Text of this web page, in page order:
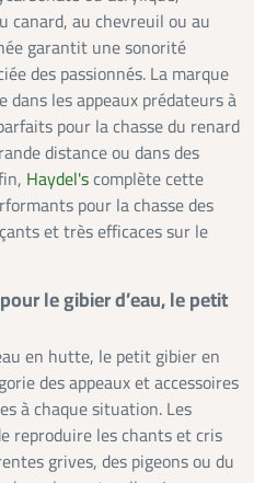
canard, au chevreuil ou au
garantit une sonorité
des passionnés. La marque
dans les appeaux prédateurs à
pour la chasse du renard
distance ou dans des
Haydel'scomplète cette
pour la chasse des
et très efficaces sur le
le gibier d’eau, le petit
en hutte, le petit gibier en
des appeaux et accessoires
à chaque situation. Les
reproduire les chants et cris
grives, des pigeons ou du